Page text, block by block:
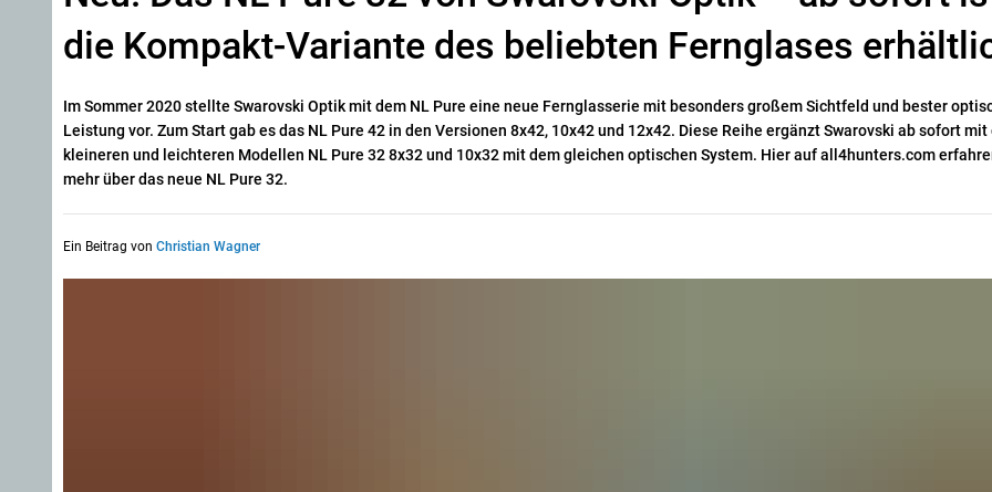
die Kompakt-Variante des beliebten Fernglases
Im Sommer 2020 stellte Swarovski Optik mit dem NL Pure eine neue Fernglasserie mit besonders großem Sichtfeld und bester
Leistung vor. Zum Start gab es das NL Pure 42 in den Versionen 8x42, 10x42 und 12x42. Diese Reihe ergänzt Swarovski ab sofort mit
kleineren und leichteren Modellen NL Pure 32 8x32 und 10x32 mit dem gleichen optischen System. Hier auf all4hunters.com
mehr über das neue NL Pure 32.
Ein Beitrag von Christian Wagner